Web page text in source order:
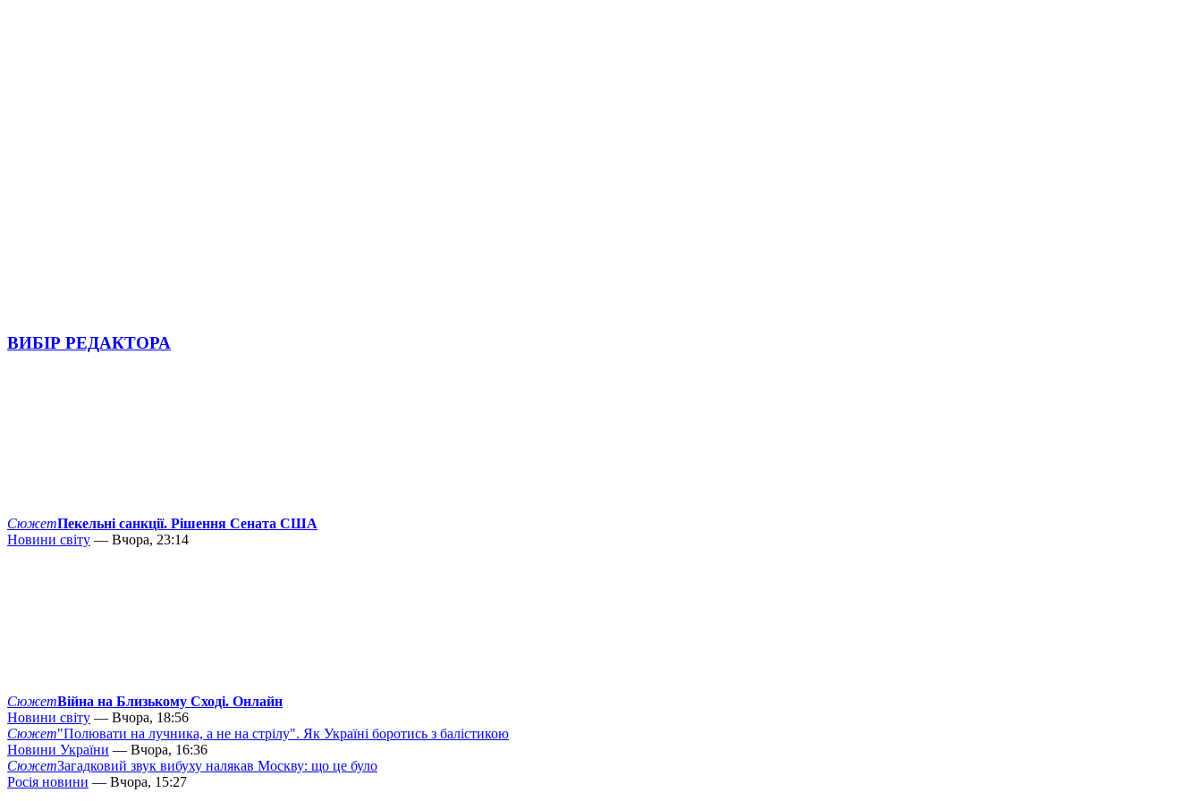
ВИБІР РЕДАКТОРА
СюжетПекельні санкції. Рішення Сената США
Новини світу — Вчора, 23:14
СюжетВійна на Близькому Сході. Онлайн
Новини світу — Вчора, 18:56
Сюжет"Полювати на лучника, а не на стрілу". Як Україні боротись з балістикою
Новини України — Вчора, 16:36
СюжетЗагадковий звук вибуху налякав Москву: що це було
Росія новини — Вчора, 15:27